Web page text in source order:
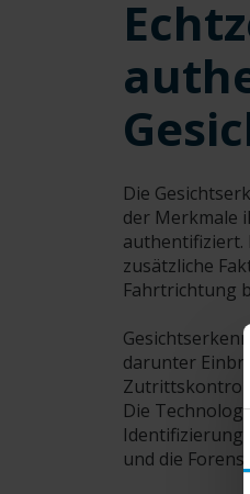
Die
der Merkmale
authentifiziert.
zusätzliche
Fahrtrichtung
darunter
Die
Identifizierung
und die